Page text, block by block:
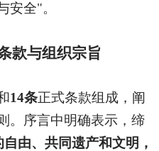
安全"。
款与组织宗旨
14条正式条款组成，阐
。序言中明确表示，缔
由、共同遗产和文明，